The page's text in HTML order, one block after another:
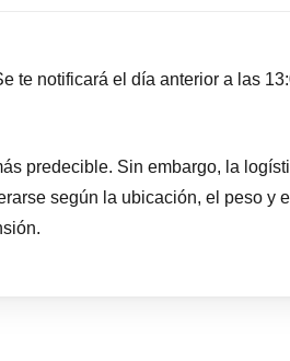
te notificará el día anterior a las
predecible. Sin embargo, la
según la ubicación, el peso y